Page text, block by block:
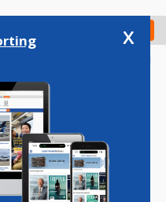
Check in
Vacatures
x